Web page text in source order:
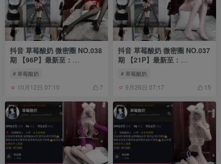
抖音 草莓酸奶 微密圈 NO.038
期 【96P】最新至：
2024.1.14
# 草莓酸奶
10月12日 07:10 7
抖音 草莓酸奶 微密圈 NO.037
期 【21P】最新至：
2023.11.04
# 草莓酸奶
9月26日 07:17 15